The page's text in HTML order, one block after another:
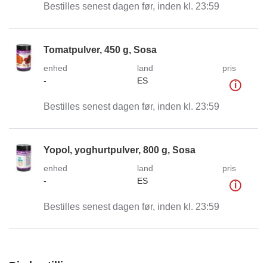
Bestilles senest dagen før, inden kl. 23:59
Tomatpulver, 450 g, Sosa
enhed
-
land
ES
pris
i
Bestilles senest dagen før, inden kl. 23:59
Yopol, yoghurtpulver, 800 g, Sosa
enhed
-
land
ES
pris
i
Bestilles senest dagen før, inden kl. 23:59